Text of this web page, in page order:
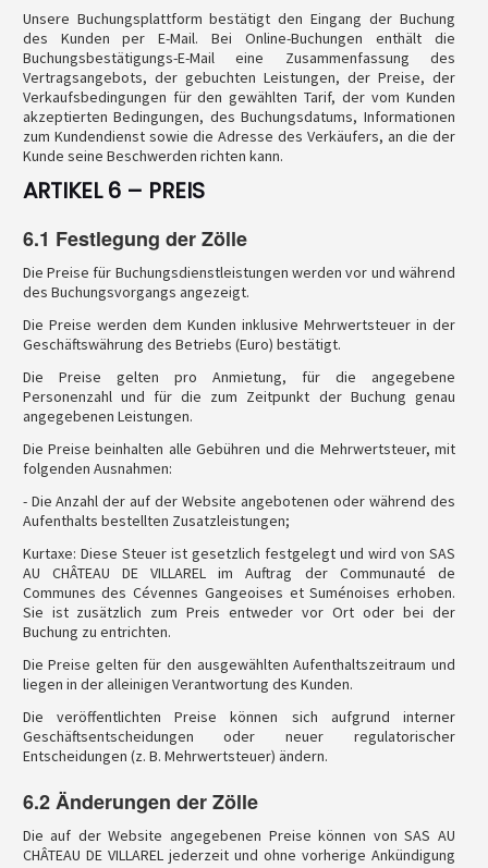
Unsere Buchungsplattform bestätigt den Eingang der Buchung
des Kunden per E-Mail. Bei Online-Buchungen enthält die
Buchungsbestätigungs-E-Mail eine Zusammenfassung des
Vertragsangebots, der gebuchten Leistungen, der Preise, der
Verkaufsbedingungen für den gewählten Tarif, der vom Kunden
akzeptierten Bedingungen, des Buchungsdatums, Informationen
zum Kundendienst sowie die Adresse des Verkäufers, an die der
Kunde seine Beschwerden richten kann.
ARTIKEL 6 – PREIS
6.1 Festlegung der Zölle
Die Preise für Buchungsdienstleistungen werden vor und während
des Buchungsvorgangs angezeigt.
Die Preise werden dem Kunden inklusive Mehrwertsteuer in der
Geschäftswährung des Betriebs (Euro) bestätigt.
Die Preise gelten pro Anmietung, für die angegebene
Personenzahl und für die zum Zeitpunkt der Buchung genau
angegebenen Leistungen.
Die Preise beinhalten alle Gebühren und die Mehrwertsteuer, mit
folgenden Ausnahmen:
- Die Anzahl der auf der Website angebotenen oder während des
Aufenthalts bestellten Zusatzleistungen;
Kurtaxe: Diese Steuer ist gesetzlich festgelegt und wird von SAS
AU CHÂTEAU DE VILLAREL im Auftrag der Communauté de
Communes des Cévennes Gangeoises et Suménoises erhoben.
Sie ist zusätzlich zum Preis entweder vor Ort oder bei der
Buchung zu entrichten.
Die Preise gelten für den ausgewählten Aufenthaltszeitraum und
liegen in der alleinigen Verantwortung des Kunden.
Die veröffentlichten Preise können sich aufgrund interner
Geschäftsentscheidungen oder neuer regulatorischer
Entscheidungen (z. B. Mehrwertsteuer) ändern.
6.2 Änderungen der Zölle
Die auf der Website angegebenen Preise können von SAS AU
CHÂTEAU DE VILLAREL jederzeit und ohne vorherige Ankündigung